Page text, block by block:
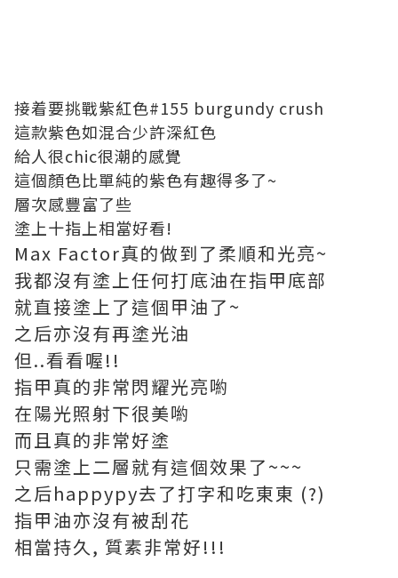
接着要挑戰紫紅色#155 burgundy crush
這款紫色如混合少許深紅色
給人很chic很潮的感覺
這個顏色比單純的紫色有趣得多了~
層次感豐富了些
塗上十指上相當好看!
Max Factor真的做到了柔順和光亮~
我都沒有塗上任何打底油在指甲底部
就直接塗上了這個甲油了~
之后亦沒有再塗光油
但..看看喔!!
指甲真的非常閃耀光亮喲
在陽光照射下很美喲
而且真的非常好塗
只需塗上二層就有這個效果了~~~
之后happypy去了打字和吃東東 (?)
指甲油亦沒有被刮花
相當持久, 質素非常好!!!